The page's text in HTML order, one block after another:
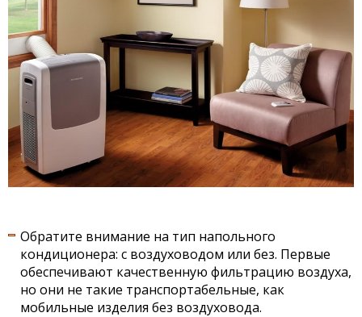
Обратите внимание на тип напольного
кондиционера: с воздуховодом или без. Первые
обеспечивают качественную фильтрацию воздуха,
но они не такие транспортабельные, как
мобильные изделия без воздуховода.